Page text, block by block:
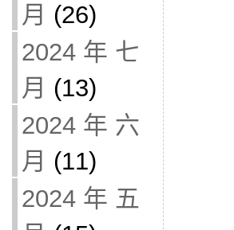
月 (26)
2024 年 七
月 (13)
2024 年 六
月 (11)
2024 年 五